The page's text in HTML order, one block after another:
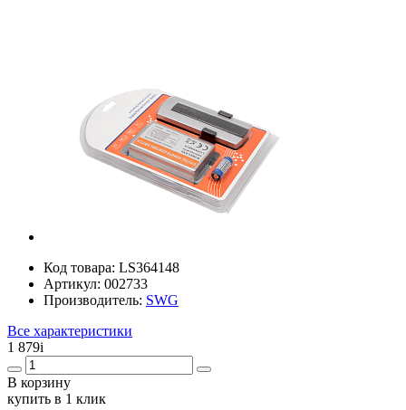
Код товара: LS364148
Артикул: 002733
Производитель: SWG
Все характеристики
1 879i
В корзину
купить в 1 клик